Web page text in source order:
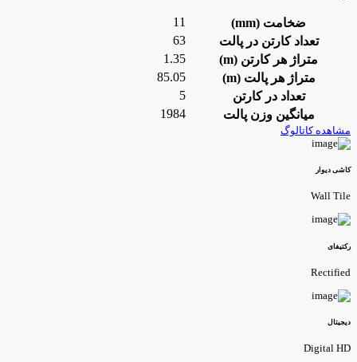
ضخامت (mm)
11
تعداد کارتن در پالت
63
متراژ هر کارتن (m)
1.35
متراژ هر پالت (m)
85.05
تعداد در کارتن
میانگین وزن پالت
1984
کاتالوگ
دیوار
Wall
Digital